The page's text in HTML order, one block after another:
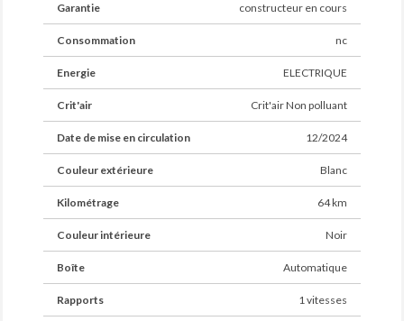
Garantie constructeur en cours
Consommation nc
Energie ELECTRIQUE
Crit'air Crit'air Non polluant
Date de mise en circulation 12/2024
Couleur extérieure Blanc
Kilométrage 64 km
Couleur intérieure Noir
Boîte Automatique
Rapports 1 vitesses